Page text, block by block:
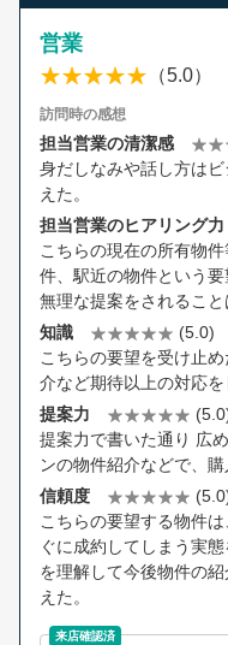
営業
（5.0）
訪問時の感想
担当営業の清潔感
身だしなみや話し方は
えた。
担当営業のヒアリング
こちらの現在の所有物
件、駅近の物件という
無理な提案をされること
知識
(5.0)
こちらの要望を受け止
介など期待以上の対応を
提案力
提案力で書いた通り 広
ンの物件紹介などで、
信頼度
こちらの要望する物件
ぐに成約してしまう実
を理解して今後物件の
えた。
来店確認済